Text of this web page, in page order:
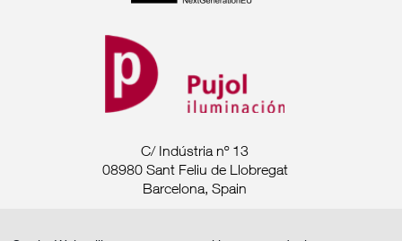
C/ Indústria nº 13
08980 Sant Feliu de Llobregat
Barcelona, Spain